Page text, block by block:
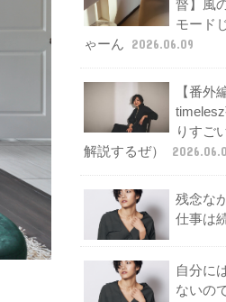
督】風
モード
ゃーん
2026.06.09
【番外
りすご
解説するぜ）
残念な
仕事は
自分に
ないの